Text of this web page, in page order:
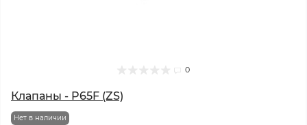
0
Клапаны - P65F (ZS)
Нет в наличии